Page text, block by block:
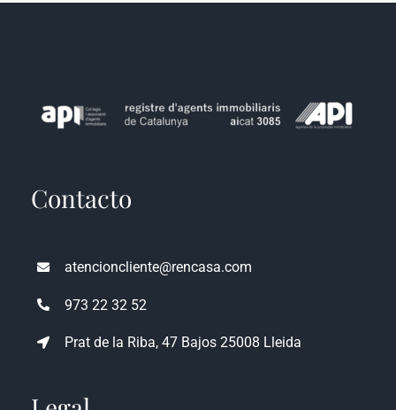
atencioncliente@rencasa.com
973 22 32 52